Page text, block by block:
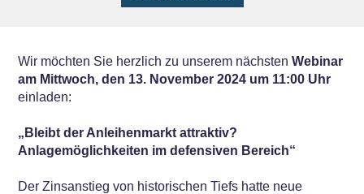
Wir möchten Sie herzlich zu unserem nächstenWebinar
am Mittwoch, den 13. November 2024 um 11:00 Uhr
einladen:
„Bleibt der Anleihenmarkt attraktiv?
Anlagemöglichkeiten im defensiven Bereich“
Der Zinsanstieg von historischen Tiefs hatte neue